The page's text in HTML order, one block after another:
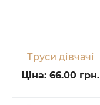
Труси дівчачі
Ціна: 66.00 грн.